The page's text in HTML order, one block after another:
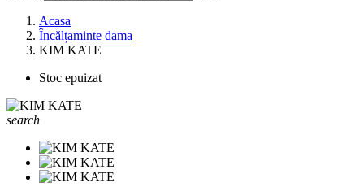
Acasa
Încălțaminte dama
KIM KATE
Stoc epuizat
search